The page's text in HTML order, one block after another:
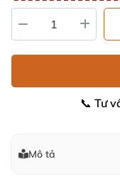
📞 Tư
Mô tả